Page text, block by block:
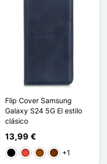
Flip Cover Samsung
Galaxy S24 5G El estilo
clásico
13,99 €
NegroRojoMarrónCafé+1